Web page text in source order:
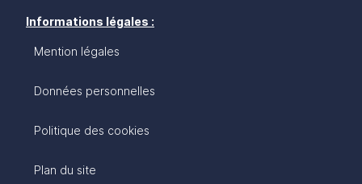
Informations légales :
Mention légales
Données personnelles
Politique des cookies
Plan du site